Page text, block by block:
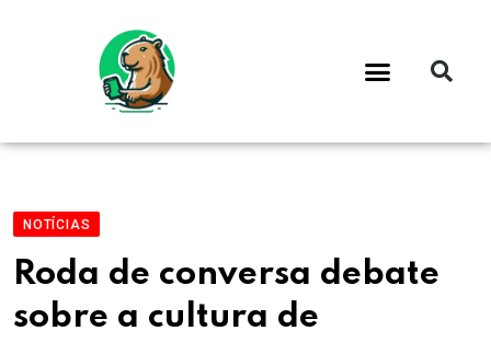
NOTÍCIAS
Roda de conversa debate
sobre a cultura de